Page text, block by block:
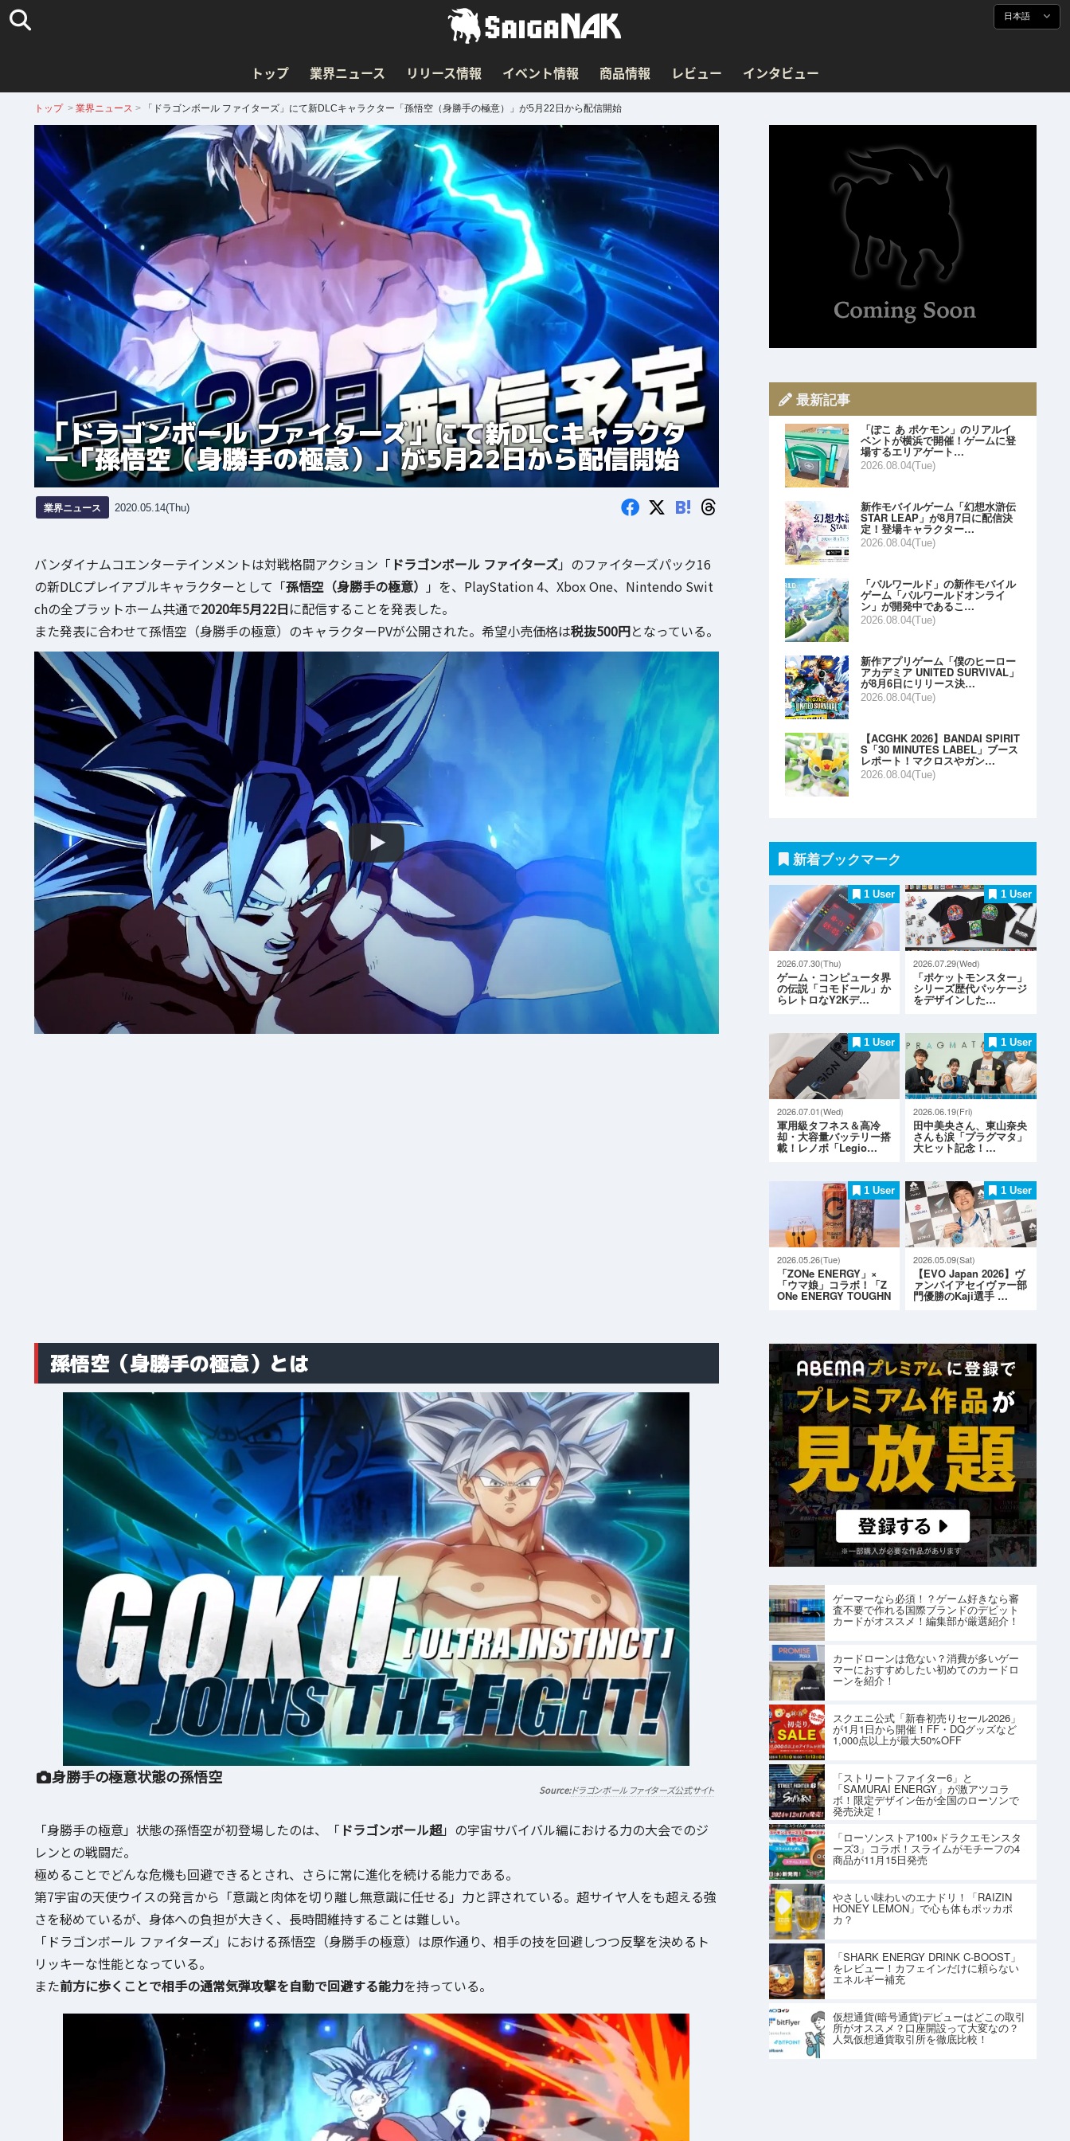
日本語
トップ 業界ニュース リリース情報 イベント情報 商品情報 レビュー インタビュー
トップ > 業界ニュース > 「ドラゴンボール ファイターズ」にて新DLCキャラクター「孫悟空（身勝手の極意）」が5月22日から配信開始
「ドラゴンボール ファイターズ」にて新DLCキャラクタ
ー「孫悟空（身勝手の極意）」が5月22日から配信開始
業界ニュース 2020.05.14(Thu) B!
バンダイナムコエンターテインメントは対戦格闘アクション「 ドラゴンボール ファイターズ」のファイターズパック16
の新DLCプレイアブルキャラクターとして「孫悟空（身勝手の極意） 」を、PlayStation 4、Xbox One、Nintendo Swit
chの全プラットホーム共通で2020年5月22日に配信することを発表した。
また発表に合わせて孫悟空（身勝手の極意）のキャラクターPVが公開された。希望小売価格は税抜500円となっている。
孫悟空（身勝手の極意）とは
身勝手の極意状態の孫悟空
ドラゴンボール ファイターズ公式サイト
「身勝手の極意」状態の孫悟空が初登場したのは、「 ドラゴンボール超」の宇宙サバイバル編における力の大会でのジ
レンとの戦闘だ。
極めることでどんな危機も回避できるとされ、さらに常に進化を続ける能力である。
第7宇宙の天使ウイスの発言から「意識と肉体を切り離し無意識に任せる」力と評されている。超サイヤ人をも超える強
さを秘めているが、身体への負担が大きく、長時間維持することは難しい。
「ドラゴンボール ファイターズ」における孫悟空（身勝手の極意）は原作通り、相手の技を回避しつつ反撃を決めるト
リッキーな性能となっている。
また前方に歩くことで相手の通常気弾攻撃を自動で回避する能力を持っている。
最新記事
「ぽこ あ ポケモン」のリアルイ
ベントが横浜で開催！ゲームに登
場するエリアゲート…
2026.08.04(Tue)
新作モバイルゲーム「幻想水滸伝
STAR LEAP」が8月7日に配信決
定！登場キャラクター…
2026.08.04(Tue)
「パルワールド」の新作モバイル
ゲーム「パルワールドオンライ
ン」が開発中であるこ…
2026.08.04(Tue)
新作アプリゲーム「僕のヒーロー
アカデミア UNITED SURVIVAL」
が8月6日にリリース決…
2026.08.04(Tue)
【ACGHK 2026】BANDAI SPIRIT
S「30 MINUTES LABEL」ブース
レポート！マクロスやガン…
2026.08.04(Tue)
新着ブックマーク
1 User
2026.07.30(Thu)
ゲーム・コンピュータ界
の伝説「コモドール」か
らレトロなY2Kデ…
1 User
2026.07.29(Wed)
「ポケットモンスター」
シリーズ歴代パッケージ
をデザインした…
1 User
2026.07.01(Wed)
軍用級タフネス＆高冷
却・大容量バッテリー搭
載！レノボ「Legio…
1 User
2026.06.19(Fri)
田中美央さん、東山奈央
さんも涙「プラグマタ」
大ヒット記念！…
1 User
2026.05.26(Tue)
「ZONe ENERGY」×
「ウマ娘」コラボ！「Z
ONe ENERGY TOUGHN
1 User
2026.05.09(Sat)
【EVO Japan 2026】ヴ
ァンパイアセイヴァー部
門優勝のKaji選手 …
ゲーマーなら必須！？ゲーム好きなら審
査不要で作れる国際ブランドのデビット
カードがオススメ！編集部が厳選紹介！
カードローンは危ない？消費が多いゲー
マーにおすすめしたい初めてのカードロ
ーンを紹介！
スクエニ公式「新春初売りセール2026」
が1月1日から開催！FF・DQグッズなど
1,000点以上が最大50%OFF
「ストリートファイター6」と
「SAMURAI ENERGY」が激アツコラ
ボ！限定デザイン缶が全国のローソンで
発売決定！
「ローソンストア100×ドラクエモンスタ
ーズ3」コラボ！スライムがモチーフの4
商品が11月15日発売
やさしい味わいのエナドリ！「RAIZIN
HONEY LEMON」で心も体もポッカポ
カ？
「SHARK ENERGY DRINK C-BOOST」
をレビュー！カフェインだけに頼らない
エネルギー補充
仮想通貨(暗号通貨)デビューはどこの取引
所がオススメ？口座開設って大変なの？
人気仮想通貨取引所を徹底比較！